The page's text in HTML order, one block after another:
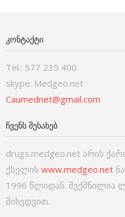
ᲙᲝᲜᲢᲐᲥᲢᲘ
Tel.: 577 235 400
skype: Medgeo.net
Caumednet@gmail.com
ᲩᲕᲔᲜᲡ ᲨᲔᲡᲐᲮᲔᲑ
drugs.medgeo.net არის
ქსელის www.medgeo.net
1996 წლიდან. შექმნილია
მიხედვით.